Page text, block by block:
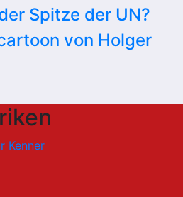
Spitze der UN?
von Holger
Kenner